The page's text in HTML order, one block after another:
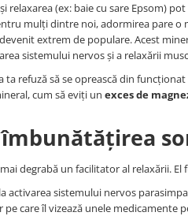
relaxarea (ex: baie cu sare Epsom)
mulți dintre noi, adormirea pare
extrem de populare. Acest
sistemului nervos și a relaxării
refuză să se oprească din
cum să eviți un exces de
degrabă un facilitator al relaxării.
activarea sistemului nervos
care îl vizează unele medicamente